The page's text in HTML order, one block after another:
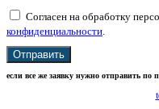
Согласен на обработку
конфиденциальности.
Отправить
если все же заявку нужно отправить по